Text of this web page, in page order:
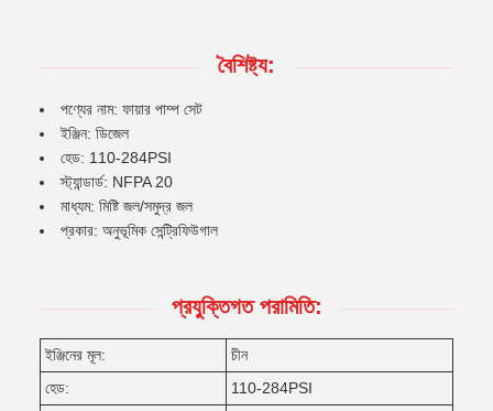
বৈশিষ্ট্য:
পণ্যের নাম: ফায়ার পাম্প সেট
ইঞ্জিন: ডিজেল
হেড: 110-284PSI
স্ট্যান্ডার্ড: NFPA 20
মাধ্যম: মিষ্টি জল/সমুদ্র জল
প্রকার: অনুভূমিক সেন্ট্রিফিউগাল
প্রযুক্তিগত পরামিতি:
ইঞ্জিনের মূল:
চীন
হেড:
110-284PSI